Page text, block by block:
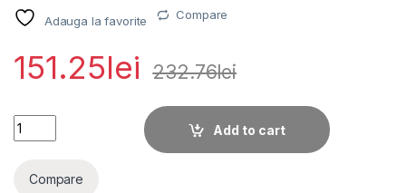
Adauga la favorite Compare
151.25lei 232.76lei
Camera Supraveghere WIFI Tp-link, wireless Tapo C200,
Add to cart
Compare